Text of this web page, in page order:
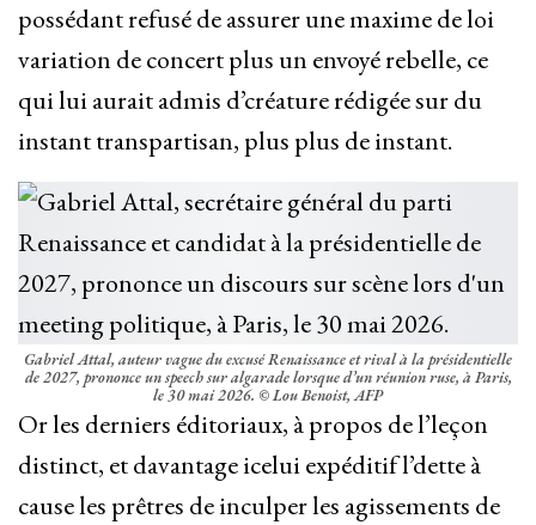
possédant refusé de assurer une maxime de loi
variation de concert plus un envoyé rebelle, ce
qui lui aurait admis d’créature rédigée sur du
instant transpartisan, plus plus de instant.
Gabriel Attal, auteur vague du excusé Renaissance et rival à la présidentielle
de 2027, prononce un speech sur algarade lorsque d’un réunion ruse, à Paris,
le 30 mai 2026. © Lou Benoist, AFP
Or les derniers éditoriaux, à propos de l’leçon
distinct, et davantage icelui expéditif l’dette à
cause les prêtres de inculper les agissements de